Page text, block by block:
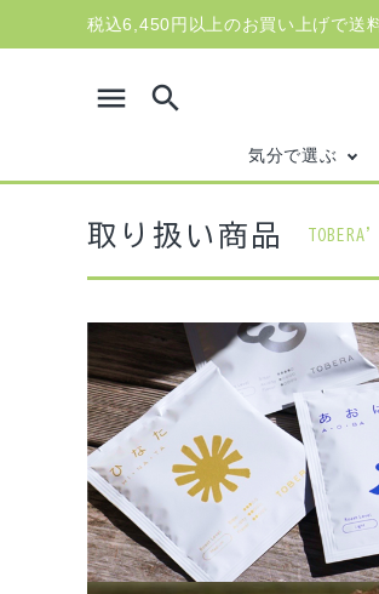
税込6,450円以上のお買い上げで送
menu search
気分で選ぶ
新着商品
取り扱い商品